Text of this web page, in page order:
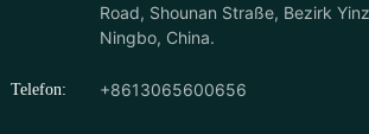
Road, Shounan Straße, Bezirk
Ningbo, China.
Telefon: +8613065600656